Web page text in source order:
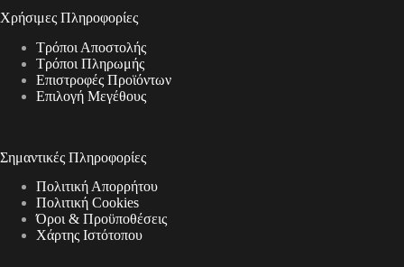
Χρήσιμες Πληροφορίες
Τρόποι Αποστολής
Τρόποι Πληρωμής
Επιστροφές Προϊόντων
Επιλογή Μεγέθους
Σημαντικές Πληροφορίες
Πολιτική Απορρήτου
Πολιτική Cookies
Όροι & Προϋποθέσεις
Χάρτης Ιστότοπου